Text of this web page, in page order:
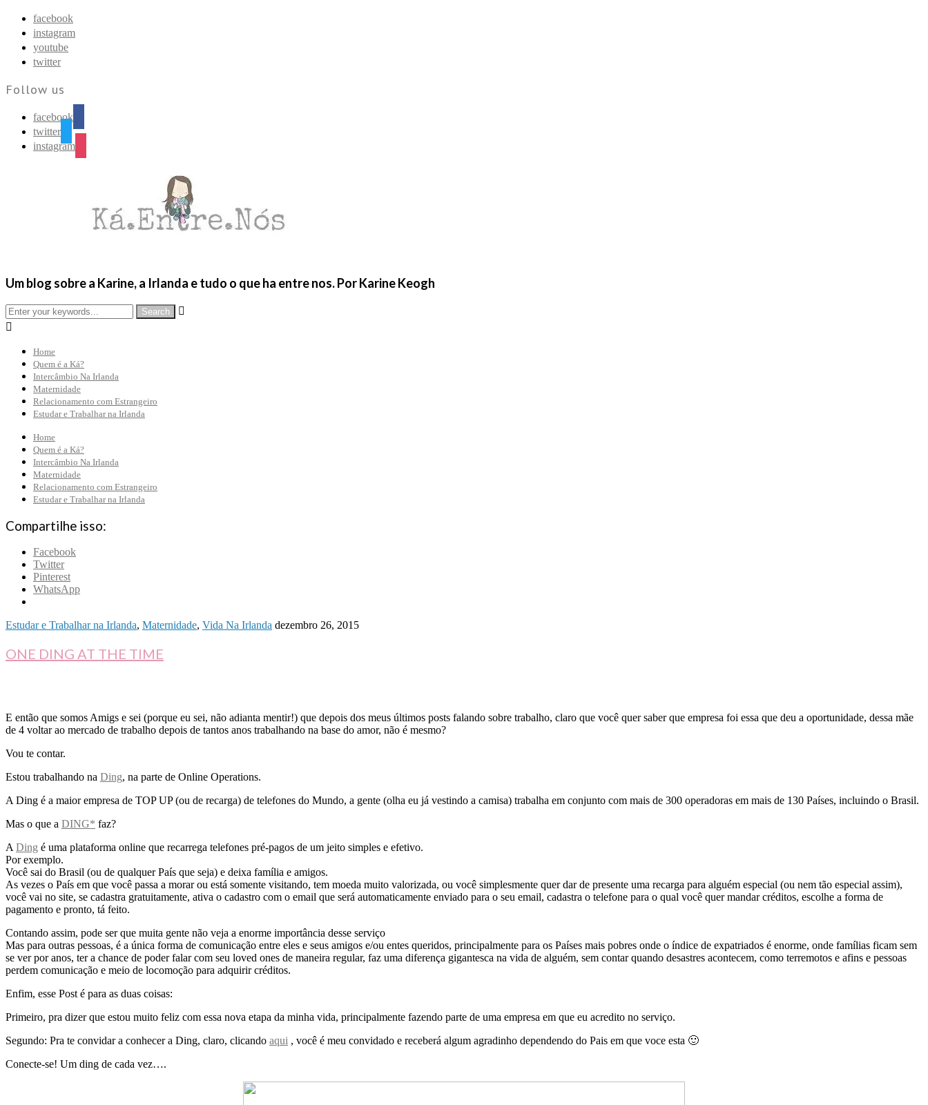
facebook
instagram
youtube
twitter
Follow us
facebook
twitter
instagram
Um blog sobre a Karine, a Irlanda e tudo o que ha entre nos. Por Karine Keogh


Home
Quem é a Ká?
Intercâmbio Na Irlanda
Maternidade
Relacionamento com Estrangeiro
Estudar e Trabalhar na Irlanda
Home
Quem é a Ká?
Intercâmbio Na Irlanda
Maternidade
Relacionamento com Estrangeiro
Estudar e Trabalhar na Irlanda
Compartilhe isso:
Facebook
Twitter
Pinterest
WhatsApp
Estudar e Trabalhar na Irlanda, Maternidade, Vida Na Irlanda dezembro 26, 2015
ONE DING AT THE TIME
E então que somos Amigs e sei (porque eu sei, não adianta mentir!) que depois dos meus últimos posts falando sobre trabalho, claro que você quer saber que empresa foi essa que deu a oportunidade, dessa mãe
de 4 voltar ao mercado de trabalho depois de tantos anos trabalhando na base do amor, não é mesmo?
Vou te contar.
Estou trabalhando na Ding, na parte de Online Operations.
A Ding é a maior empresa de TOP UP (ou de recarga) de telefones do Mundo, a gente (olha eu já vestindo a camisa) trabalha em conjunto com mais de 300 operadoras em mais de 130 Países, incluindo o Brasil.
Mas o que a DING* faz?
ADing é uma plataforma online que recarrega telefones pré-pagos de um jeito simples e efetivo.
Por exemplo.
Você sai do Brasil (ou de qualquer País que seja) e deixa família e amigos.
As vezes o País em que você passa a morar ou está somente visitando, tem moeda muito valorizada, ou você simplesmente quer dar de presente uma recarga para alguém especial (ou nem tão especial assim),
você vai no site, se cadastra gratuitamente, ativa o cadastro com o email que será automaticamente enviado para o seu email, cadastra o telefone para o qual você quer mandar créditos, escolhe a forma de
pagamento e pronto, tá feito.
Contando assim, pode ser que muita gente não veja a enorme importância desse serviço
Mas para outras pessoas, é a única forma de comunicação entre eles e seus amigos e/ou entes queridos, principalmente para os Países mais pobres onde o índice de expatriados é enorme, onde famílias ficam sem
se ver por anos, ter a chance de poder falar com seu loved ones de maneira regular, faz uma diferença gigantesca na vida de alguém, sem contar quando desastres acontecem, como terremotos e afins e pessoas
perdem comunicação e meio de locomoção para adquirir créditos.
Enfim, esse Post é para as duas coisas:
Primeiro, pra dizer que estou muito feliz com essa nova etapa da minha vida, principalmente fazendo parte de uma empresa em que eu acredito no serviço.
Segundo: Pra te convidar a conhecer a Ding, claro, clicando aqui , você é meu convidado e receberá algum agradinho dependendo do Pais em que voce esta 🙂
Conecte-se! Um ding de cada vez….